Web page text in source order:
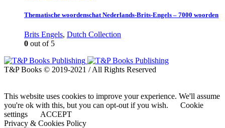
Thematische woordenschat Nederlands-Brits-Engels – 7000 woorden
Brits Engels, Dutch Collection
0 out of 5
T&P Books © 2019-2021 / All Rights Reserved
This website uses cookies to improve your experience. We'll assume
you're ok with this, but you can opt-out if you wish.
Cookie
settings
ACCEPT
Privacy & Cookies Policy